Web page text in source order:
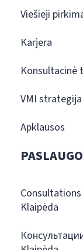
Viešieji
Karjera
Konsultacinė
VMI strategija
Apklausos
Klaipėda